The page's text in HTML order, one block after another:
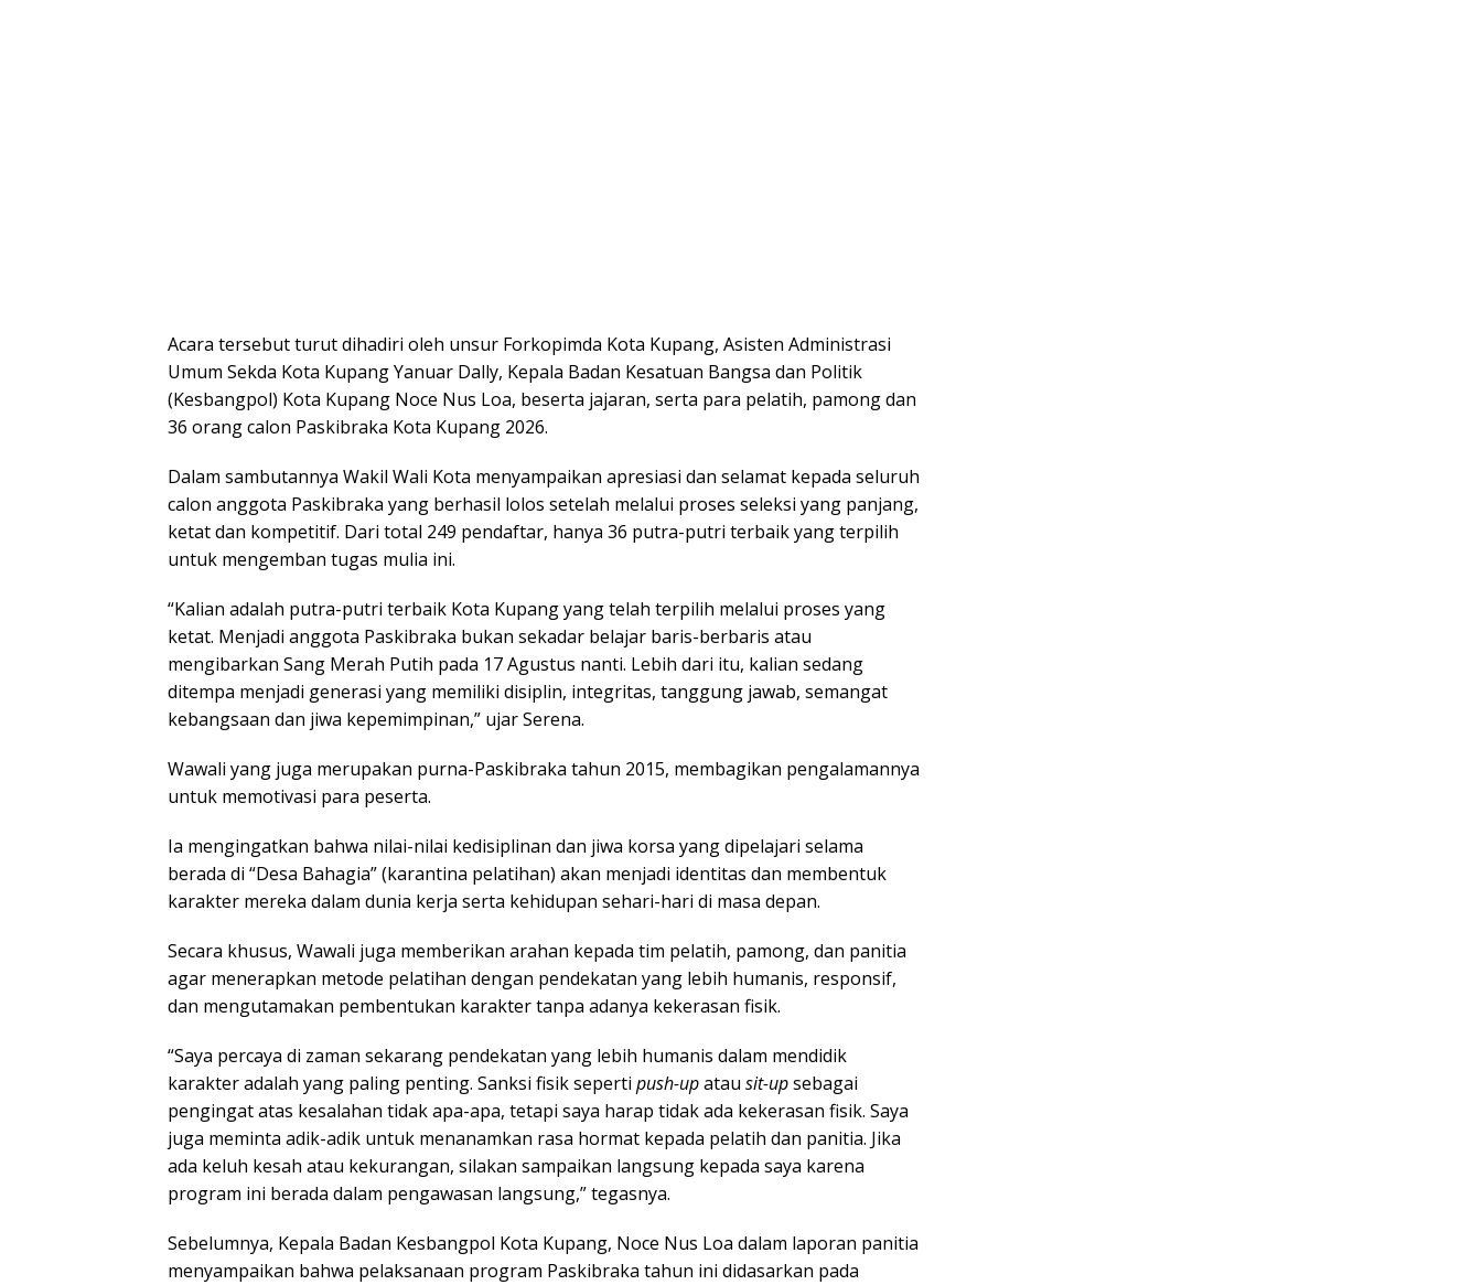
Acara tersebut turut dihadiri oleh unsur Forkopimda Kota Kupang, Asisten Administrasi
Umum Sekda Kota Kupang Yanuar Dally, Kepala Badan Kesatuan Bangsa dan Politik
(Kesbangpol) Kota Kupang Noce Nus Loa, beserta jajaran, serta para pelatih, pamong dan
36 orang calon Paskibraka Kota Kupang 2026.
Dalam sambutannya Wakil Wali Kota menyampaikan apresiasi dan selamat kepada seluruh
calon anggota Paskibraka yang berhasil lolos setelah melalui proses seleksi yang panjang,
ketat dan kompetitif. Dari total 249 pendaftar, hanya 36 putra-putri terbaik yang terpilih
untuk mengemban tugas mulia ini.
“Kalian adalah putra-putri terbaik Kota Kupang yang telah terpilih melalui proses yang
ketat. Menjadi anggota Paskibraka bukan sekadar belajar baris-berbaris atau
mengibarkan Sang Merah Putih pada 17 Agustus nanti. Lebih dari itu, kalian sedang
ditempa menjadi generasi yang memiliki disiplin, integritas, tanggung jawab, semangat
kebangsaan dan jiwa kepemimpinan,” ujar Serena.
Wawali yang juga merupakan purna-Paskibraka tahun 2015, membagikan pengalamannya
untuk memotivasi para peserta.
Ia mengingatkan bahwa nilai-nilai kedisiplinan dan jiwa korsa yang dipelajari selama
berada di “Desa Bahagia” (karantina pelatihan) akan menjadi identitas dan membentuk
karakter mereka dalam dunia kerja serta kehidupan sehari-hari di masa depan.
Secara khusus, Wawali juga memberikan arahan kepada tim pelatih, pamong, dan panitia
agar menerapkan metode pelatihan dengan pendekatan yang lebih humanis, responsif,
dan mengutamakan pembentukan karakter tanpa adanya kekerasan fisik.
“Saya percaya di zaman sekarang pendekatan yang lebih humanis dalam mendidik
karakter adalah yang paling penting. Sanksi fisik seperti push-upatau sit-upsebagai
pengingat atas kesalahan tidak apa-apa, tetapi saya harap tidak ada kekerasan fisik. Saya
juga meminta adik-adik untuk menanamkan rasa hormat kepada pelatih dan panitia. Jika
ada keluh kesah atau kekurangan, silakan sampaikan langsung kepada saya karena
program ini berada dalam pengawasan langsung,” tegasnya.
Sebelumnya, Kepala Badan Kesbangpol Kota Kupang, Noce Nus Loa dalam laporan panitia
menyampaikan bahwa pelaksanaan program Paskibraka tahun ini didasarkan pada